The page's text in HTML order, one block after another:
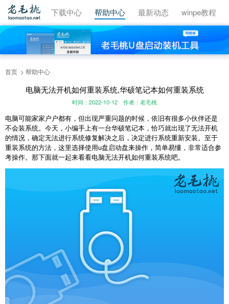
视频教程 下载中心 帮助中心 最新动态 winpe教程
首页 帮助中心
电脑无法开机如何重装系统,华硕笔记本如何重装系统
时间：2022-10-12 作者：老毛桃
电脑可能家家户户都有，但出现严重问题的时候，依旧有很多小伙伴还是
不会装系统。今天，小编手上有一台华硕笔记本，恰巧就出现了无法开机
的情况，确定无法进行系统修复解决之后，决定进行系统重新安装。至于
重装系统的方法，这里选择使用u盘启动盘来操作，简单易懂，非常适合参
考操作。那下面就一起来看看电脑无法开机如何重装系统吧。